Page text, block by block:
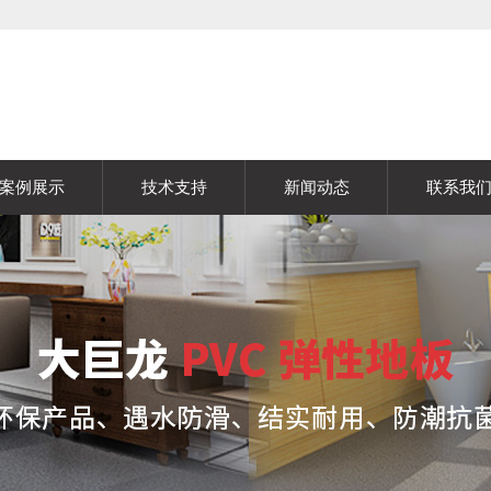
案例展示 技术支持 新闻动态 联系我们